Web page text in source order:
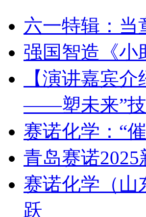
六一特辑：当
强国智造《小
【演讲嘉宾
——塑未来”
赛诺化学：“
青岛赛诺
赛诺化学（山
跃